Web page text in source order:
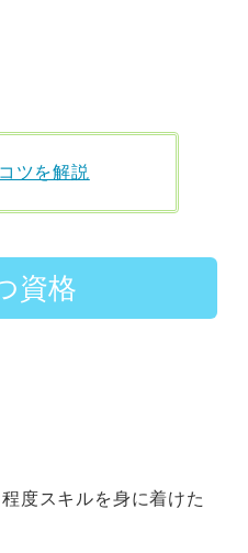
ツを解説
資格
度スキルを身に着けた